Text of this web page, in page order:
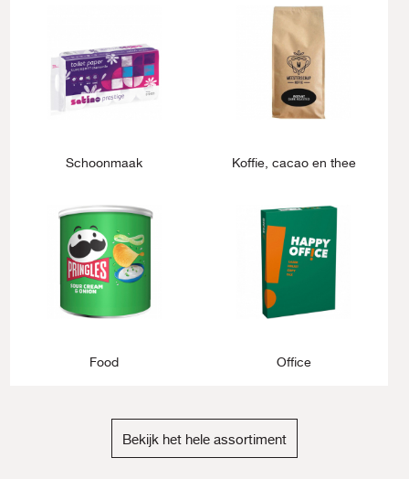
Schoonmaak Koffie, cacao en thee
Food Office
Bekijk het hele assortiment